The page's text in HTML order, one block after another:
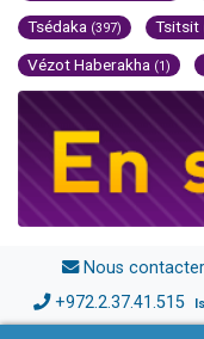
Tsédaka (397) Tsitsit
Vézot Haberakha (1)
Nous contacter
+972.2.37.41.515